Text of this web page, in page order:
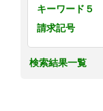
キーワード５
請求記号
検索結果一覧